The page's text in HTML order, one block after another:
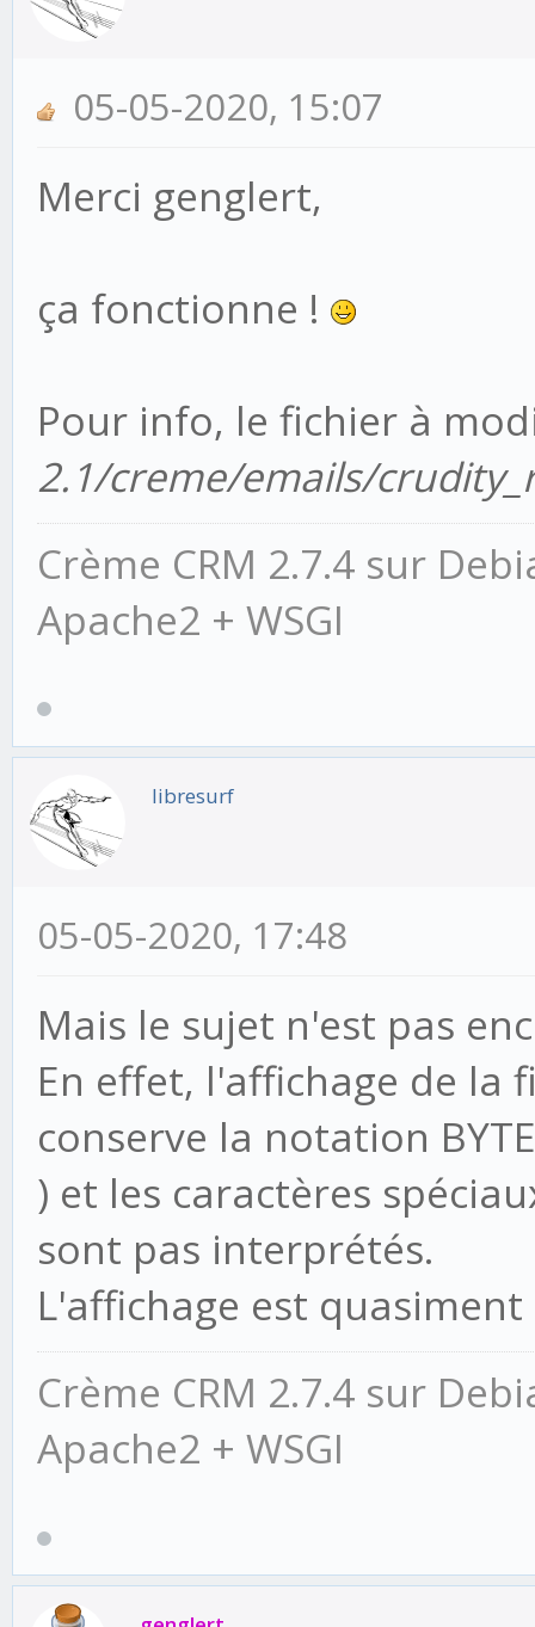
obj =
File "/srv/www/
109, in __init__
File
packages/django/db/
in __init__
raise
keyword argument
kwarg))
05-05-2020, 15:07
Merci genglert,
ça fonctionne !
Pour info, le fichier à
2.1/creme/emails/
Crème CRM 2.7.4 sur
Apache2 + WSGI
libresurf
05-05-2020, 17:48
Mais le sujet n'est pas
En effet, l'affichage de la
conserve la notation
) et les caractères
sont pas interprétés.
L'affichage est
Crème CRM 2.7.4 sur
Apache2 + WSGI